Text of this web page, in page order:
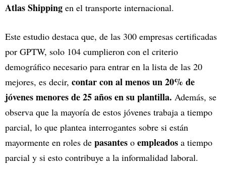
Atlas Shipping en el transporte internacional.
Este estudio destaca que, de las 300 empresas certificadas
por GPTW, solo 104 cumplieron con el criterio
demográfico necesario para entrar en la lista de las 20
mejores, es decir, contar con al menos un 20% de
jóvenes menores de 25 años en su plantilla. Además, se
observa que la mayoría de estos jóvenes trabaja a tiempo
parcial, lo que plantea interrogantes sobre si están
mayormente en roles de pasantes o empleados a tiempo
parcial y si esto contribuye a la informalidad laboral.